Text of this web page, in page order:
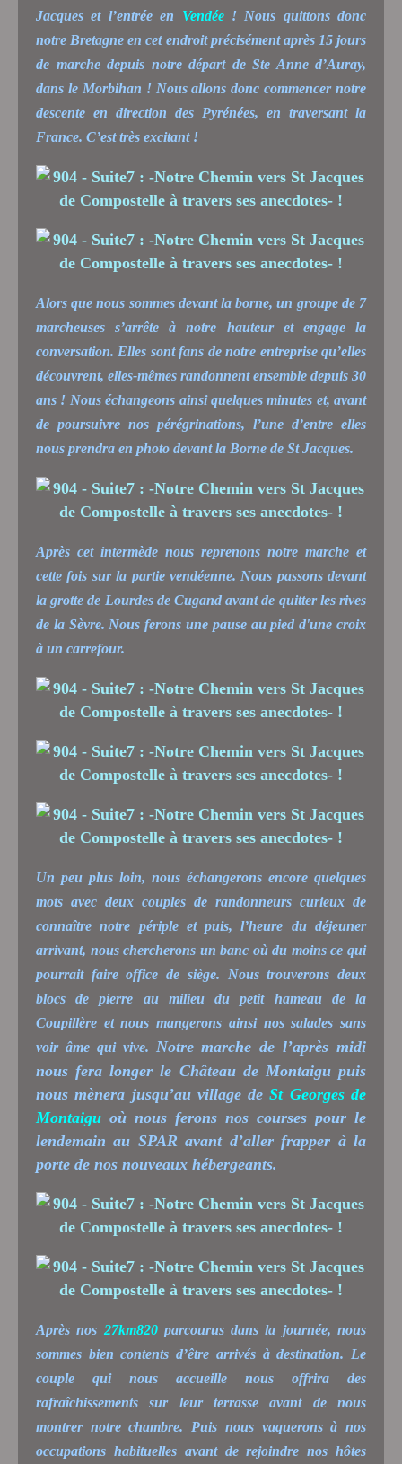
Jacques et l’entrée en Vendée! Nous quittons donc
notre Bretagne en cet endroit précisément après 15 jours
de marche depuis notre départ de Ste Anne d’Auray,
dans le Morbihan ! Nous allons donc commencer notre
descente en direction des Pyrénées, en traversant la
France. C’est très excitant !
Alors que nous sommes devant la borne, un groupe de 7
marcheuses s’arrête à notre hauteur et engage la
conversation. Elles sont fans de notre entreprise qu’elles
découvrent, elles-mêmes randonnent ensemble depuis 30
ans ! Nous échangeons ainsi quelques minutes et, avant
de poursuivre nos pérégrinations, l’une d’entre elles
nous prendra en photo devant la Borne de St Jacques.
Après cet intermède nous reprenons notre marche et
cette fois sur la partie vendéenne. Nous passons devant
la grotte de Lourdes de Cugand avant de quitter les rives
de la Sèvre. Nous ferons une pause au pied d'une croix
à un carrefour.
Un peu plus loin, nous échangerons encore quelques
mots avec deux couples de randonneurs curieux de
connaître notre périple et puis, l’heure du déjeuner
arrivant, nous chercherons un banc où du moins ce qui
pourrait faire office de siège. Nous trouverons deux
blocs de pierre au milieu du petit hameau de la
Coupillère et nous mangerons ainsi nos salades sans
voir âme qui vive. Notre marche de l’après midi
nous fera longer le Château de Montaigu puis
nous mènera jusqu’au village deSt Georges de
Montaigu où nous ferons nos courses pour le
lendemain au SPAR avant d’aller frapper à la
porte de nos nouveaux hébergeants.
Après nos 27km820parcourus dans la journée, nous
sommes bien contents d’être arrivés à destination. Le
couple qui nous accueille nous offrira des
rafraîchissements sur leur terrasse avant de nous
montrer notre chambre. Puis nous vaquerons à nos
occupations habituelles avant de rejoindre nos hôtes